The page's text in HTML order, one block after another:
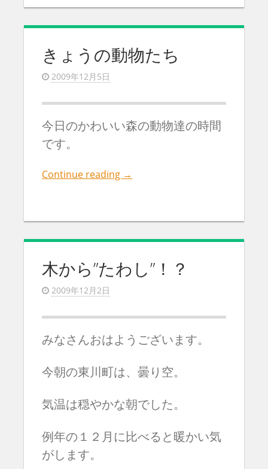
きょうの動物たち
2009年12月5日
今日のかわいい森の動物達の時間
です。
Continue reading →
木から”たわし”！？
2009年12月2日
みなさんおはようございます。
今朝の東川町は、曇り空。
気温は穏やかな朝でした。
例年の１２月に比べると暖かい気
がします。